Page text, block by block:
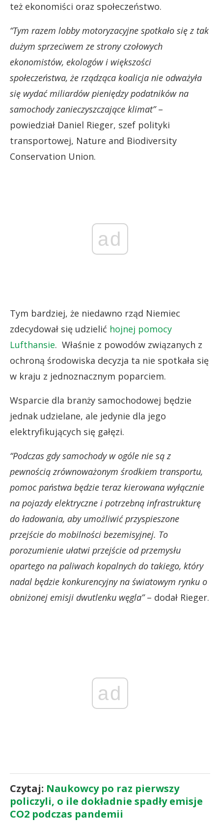
też ekonomiści oraz społeczeństwo.
“Tym razem lobby motoryzacyjne spotkało się z tak
dużym sprzeciwem ze strony czołowych
ekonomistów, ekologów i większości
społeczeństwa, że rządząca koalicja nie odważyła
się wydać miliardów pieniędzy podatników na
samochody zanieczyszczające klimat”–
powiedział Daniel Rieger, szef polityki
transportowej, Nature and Biodiversity
Conservation Union.
ad
Tym bardziej, że niedawno rząd Niemiec
zdecydował się udzielić hojnej pomocy
Lufthansie. Właśnie z powodów związanych z
ochroną środowiska decyzja ta nie spotkała się
w kraju z jednoznacznym poparciem.
Wsparcie dla branży samochodowej będzie
jednak udzielane, ale jedynie dla jego
elektryfikujących się gałęzi.
“Podczas gdy samochody w ogóle nie są z
pewnością zrównoważonym środkiem transportu,
pomoc państwa będzie teraz kierowana wyłącznie
na pojazdy elektryczne i potrzebną infrastrukturę
do ładowania, aby umożliwić przyspieszone
przejście do mobilności bezemisyjnej. To
porozumienie ułatwi przejście od przemysłu
opartego na paliwach kopalnych do takiego, który
nadal będzie konkurencyjny na światowym rynku o
obniżonej emisji dwutlenku węgla”– dodał Rieger.
ad
Czytaj: Naukowcy po raz pierwszy
policzyli, o ile dokładnie spadły emisje
CO2 podczas pandemii